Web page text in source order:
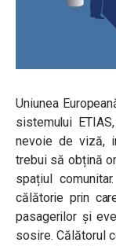
Uniunea
sistemului
nevoie de viză,
trebui să obțină
spațiul
călătorie prin
pasagerilor și
sosire. Călătorul